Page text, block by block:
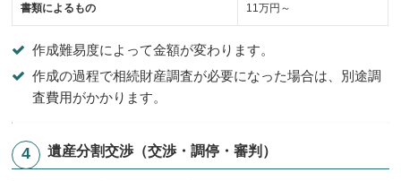
書類によるもの 11万円～
作成難易度によって金額が変わります。
作成の過程で相続財産調査が必要になった場合は、別途調
査費用がかかります。
遺産分割交渉（交渉・調停・審判）